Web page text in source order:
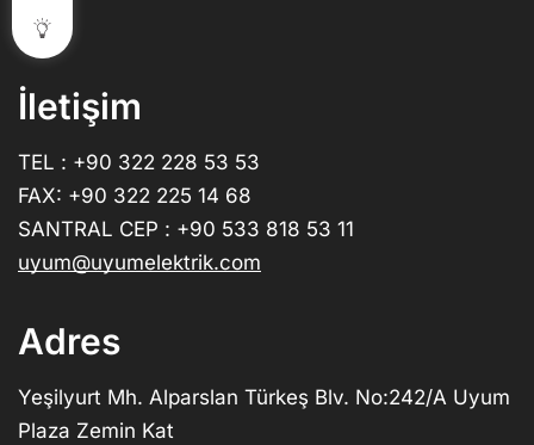
İletişim
TEL : +90 322 228 53 53
FAX: +90 322 225 14 68
SANTRAL CEP : +90 533 818 53 11
uyum@uyumelektrik.com
Adres
Yeşilyurt Mh. Alparslan Türkeş Blv. No:242/A Uyum
Plaza Zemin Kat